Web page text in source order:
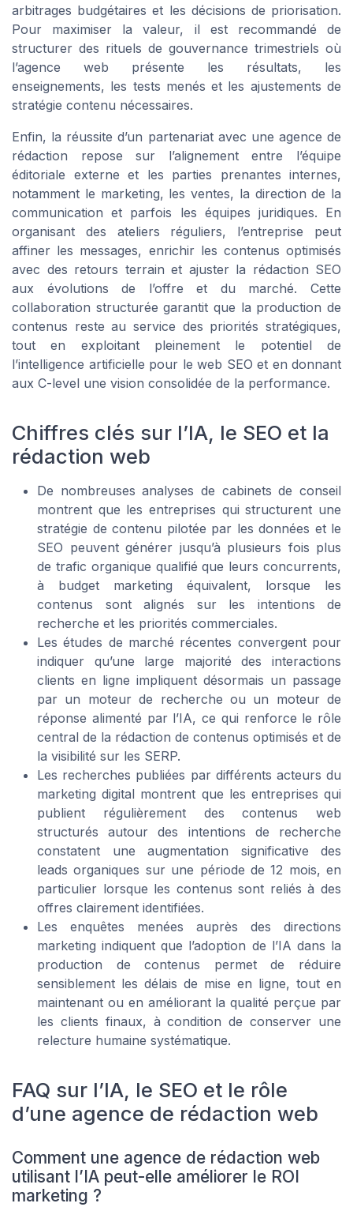
arbitrages budgétaires et les décisions de priorisation.
Pour maximiser la valeur, il est recommandé de
structurer des rituels de gouvernance trimestriels où
l’agence web présente les résultats, les
enseignements, les tests menés et les ajustements de
stratégie contenu nécessaires.
Enfin, la réussite d’un partenariat avec une agence de
rédaction repose sur l’alignement entre l’équipe
éditoriale externe et les parties prenantes internes,
notamment le marketing, les ventes, la direction de la
communication et parfois les équipes juridiques. En
organisant des ateliers réguliers, l’entreprise peut
affiner les messages, enrichir les contenus optimisés
avec des retours terrain et ajuster la rédaction SEO
aux évolutions de l’offre et du marché. Cette
collaboration structurée garantit que la production de
contenus reste au service des priorités stratégiques,
tout en exploitant pleinement le potentiel de
l’intelligence artificielle pour le web SEO et en donnant
aux C-level une vision consolidée de la performance.
Chiffres clés sur l’IA, le SEO et la
rédaction web
De nombreuses analyses de cabinets de conseil
montrent que les entreprises qui structurent une
stratégie de contenu pilotée par les données et le
SEO peuvent générer jusqu’à plusieurs fois plus
de trafic organique qualifié que leurs concurrents,
à budget marketing équivalent, lorsque les
contenus sont alignés sur les intentions de
recherche et les priorités commerciales.
Les études de marché récentes convergent pour
indiquer qu’une large majorité des interactions
clients en ligne impliquent désormais un passage
par un moteur de recherche ou un moteur de
réponse alimenté par l’IA, ce qui renforce le rôle
central de la rédaction de contenus optimisés et de
la visibilité sur les SERP.
Les recherches publiées par différents acteurs du
marketing digital montrent que les entreprises qui
publient régulièrement des contenus web
structurés autour des intentions de recherche
constatent une augmentation significative des
leads organiques sur une période de 12 mois, en
particulier lorsque les contenus sont reliés à des
offres clairement identifiées.
Les enquêtes menées auprès des directions
marketing indiquent que l’adoption de l’IA dans la
production de contenus permet de réduire
sensiblement les délais de mise en ligne, tout en
maintenant ou en améliorant la qualité perçue par
les clients finaux, à condition de conserver une
relecture humaine systématique.
FAQ sur l’IA, le SEO et le rôle
d’une agence de rédaction web
Comment une agence de rédaction web
utilisant l’IA peut-elle améliorer le ROI
marketing ?